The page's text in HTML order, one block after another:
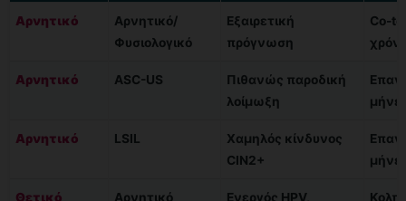
Αρνητικό
Αρνητικό/
Φυσιολογικό
Εξαιρετική
πρόγνωση
Co-
Αρνητικό ASC-US
Πιθανώς παροδική
λοίμωξη
Αρνητικό LSIL
Χαμηλός κίνδυνος
CIN2+
Θετικό Αρνητικό
Ενεργός HPV,